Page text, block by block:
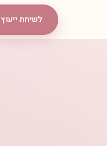
לשיחת ייעוץ